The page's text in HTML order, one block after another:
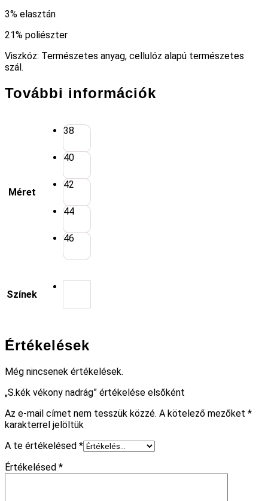
3% elasztán
21% poliészter
Viszkóz: Természetes anyag, cellulóz alapú természetes
szál.
További információk
Méret
38
40
42
44
46
Színek
Értékelések
Még nincsenek értékelések.
„S.kék vékony nadrág” értékelése elsőként
Az e-mail címet nem tesszük közzé. A kötelező mezőket *
karakterrel jelöltük
A te értékelésed *
Értékelésed *